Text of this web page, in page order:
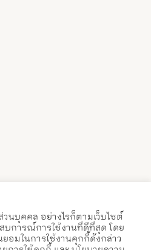
ผ่าน LIVE ของเราทาง Facebook
นบุคคล อย่างไรก็ตามเว็บไซต์
บการณ์การใช้งานที่ดีที่สุด โดย
อมในการใช้งานคุกกี้ดังกล่าว